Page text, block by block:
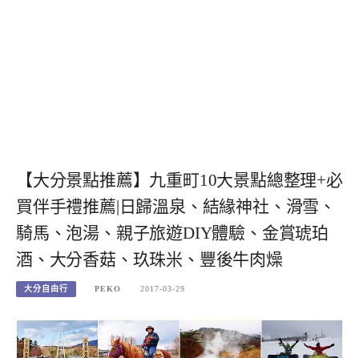
【大分景點推薦】九重町10大景點總整理+必
買伴手禮推薦|日歸溫泉、結緣神社、滑雪、
騎馬、泡湯、親子旅遊DIY體驗、金賞琥珀
酒、大分香菇、玖珠米、豐後牛肉燥
大分自由行 PEKO 2017-03-29